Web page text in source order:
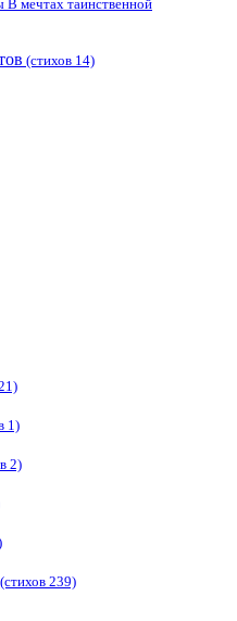
мечтах таинственной
(стихов 14)
1)
2)
(стихов 239)